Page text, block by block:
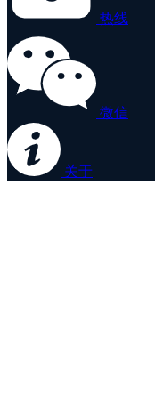
热线
微信
关于